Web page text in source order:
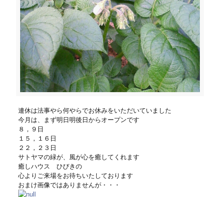
連休は法事やら何やらでお休みをいただいていました
今月は、まず明日明後日からオープンです
８，９日
１５，１６日
２２，２３日
サトヤマの緑が、風が心を癒してくれます
癒しハウス ひびきの
心よりご来場をお待ちいたしております
おまけ画像ではありませんが・・・